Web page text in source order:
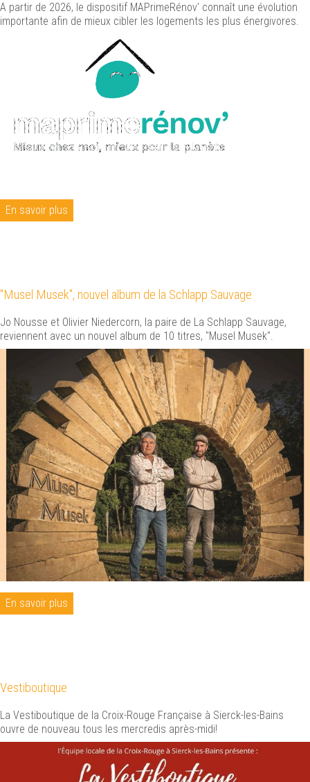
A partir de 2026, le dispositif MAPrimeRénov' connaît une évolution
importante afin de mieux cibler les logements les plus énergivores.
En savoir plus
"Musel Musek", nouvel album de la Schlapp Sauvage
Jo Nousse et Olivier Niedercorn, la paire de La Schlapp Sauvage,
reviennent avec un nouvel album de 10 titres, "Musel Musek".
En savoir plus
Vestiboutique
La Vestiboutique de la Croix-Rouge Française à Sierck-les-Bains
ouvre de nouveau tous les mercredis après-midi!